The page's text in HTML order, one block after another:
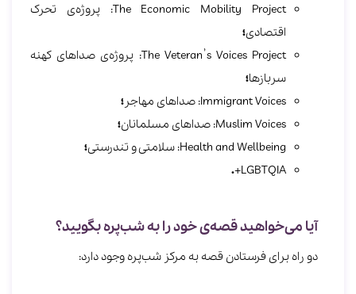
The Economic Mobility Project: پروژه‎‌ی تحرک
اقتصادی؛
The Veteran’s Voices Project: پروژه‌ی صداهای کهنه
سربازها؛
Immigrant Voices: صداهای مهاجر
؛
Muslim Voices: صداهای مسلمانان
؛
Health and Wellbeing: سلامتی و تندرستی
؛
LGBTQIA+
.
آیا می‌خواهید قصه‌ی خود را به شب‌پره بگویید؟
دو راه برای فرستادن قصه به مرکز شب‌پره وجود دارد: